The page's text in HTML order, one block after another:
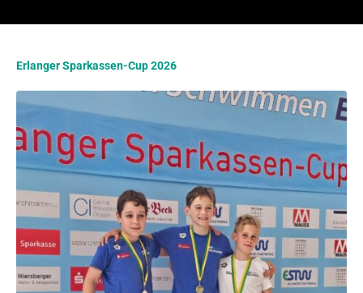
Erlanger Sparkassen-Cup 2026